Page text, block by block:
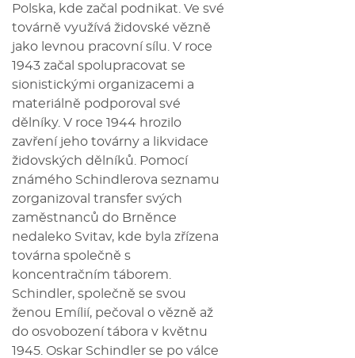
Polska, kde začal podnikat. Ve své
továrně využívá židovské vězně
jako levnou pracovní sílu. V roce
1943 začal spolupracovat se
sionistickými organizacemi a
materiálně podporoval své
dělníky. V roce 1944 hrozilo
zavření jeho továrny a likvidace
židovských dělníků. Pomocí
známého Schindlerova seznamu
zorganizoval transfer svých
zaměstnanců do Brněnce
nedaleko Svitav, kde byla zřízena
továrna společně s
koncentračním táborem.
Schindler, společně se svou
ženou Emílií, pečoval o vězně až
do osvobození tábora v květnu
1945. Oskar Schindler se po válce